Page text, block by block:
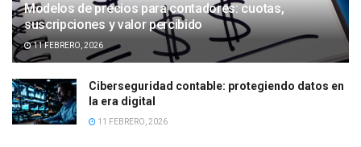
Modelos de precios para contadores: cuotas,
suscripciones y valor percibido
11 FEBRERO, 2026
Ciberseguridad contable: protegiendo datos en
la era digital
11 FEBRERO, 2026